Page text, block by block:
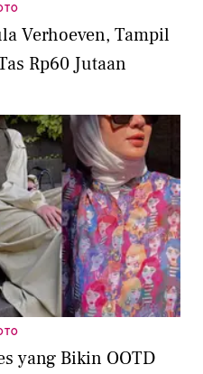
Verhoeven, Tampil
Rp60 Jutaan
yang Bikin OOTD